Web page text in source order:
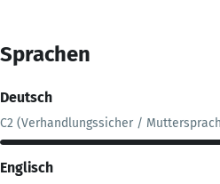
Sprachen
Deutsch
C2 (Verhandlungssicher /
Englisch